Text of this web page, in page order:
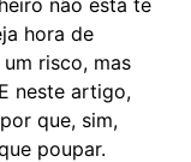
hora de
risco, mas
neste artigo,
que, sim,
poupar.